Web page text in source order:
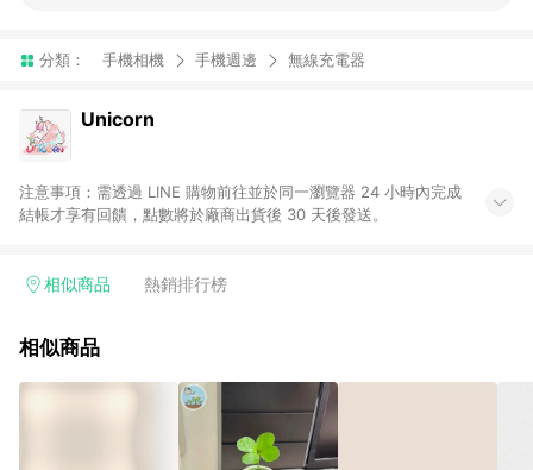
分類： 手機相機 手機週邊 無線充電器
Unicorn
注意事項：需透過 LINE 購物前往並於同一瀏覽器 24 小時內完成
結帳才享有回饋，點數將於廠商出貨後 30 天後發送。
相似商品 熱銷排行榜
相似商品